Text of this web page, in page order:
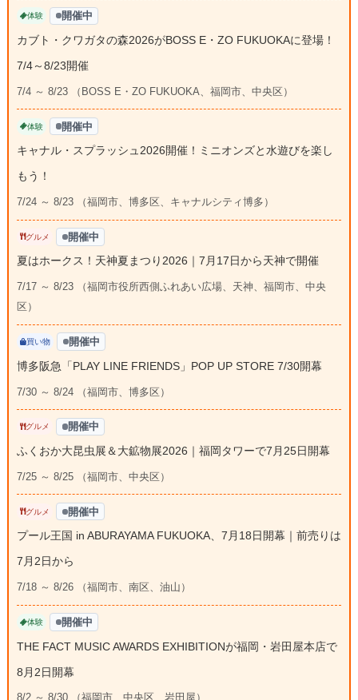
体験 開催中
カブト・クワガタの森2026がBOSS E・ZO FUKUOKAに登場！
7/4～8/23開催
7/4 ～ 8/23 （BOSS E・ZO FUKUOKA、福岡市、中央区）
体験 開催中
キャナル・スプラッシュ2026開催！ミニオンズと水遊びを楽し
もう！
7/24 ～ 8/23 （福岡市、博多区、キャナルシティ博多）
グルメ 開催中
夏はホークス！天神夏まつり2026｜7月17日から天神で開催
7/17 ～ 8/23 （福岡市役所西側ふれあい広場、天神、福岡市、中央
区）
買い物 開催中
博多阪急「PLAY LINE FRIENDS」POP UP STORE 7/30開幕
7/30 ～ 8/24 （福岡市、博多区）
グルメ 開催中
ふくおか大昆虫展＆大鉱物展2026｜福岡タワーで7月25日開幕
7/25 ～ 8/25 （福岡市、中央区）
グルメ 開催中
プール王国 in ABURAYAMA FUKUOKA、7月18日開幕｜前売りは
7月2日から
7/18 ～ 8/26 （福岡市、南区、油山）
体験 開催中
THE FACT MUSIC AWARDS EXHIBITIONが福岡・岩田屋本店で
8月2日開幕
8/2 ～ 8/30 （福岡市、中央区、岩田屋）